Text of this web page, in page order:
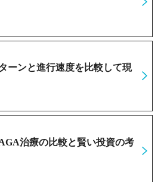
ーンと進行速度を比較して現
治療の比較と賢い投資の考